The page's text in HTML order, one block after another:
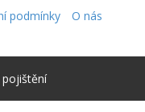
podmínky
O nás
pojištění